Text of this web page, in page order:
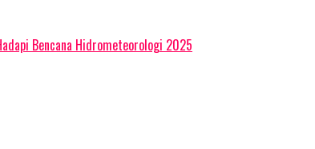
Bencana Hidrometeorologi 2025